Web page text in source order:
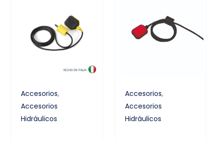
Accesorios,
Accesorios
Hidráulicos
Accesorios,
Accesorios
Hidráulicos